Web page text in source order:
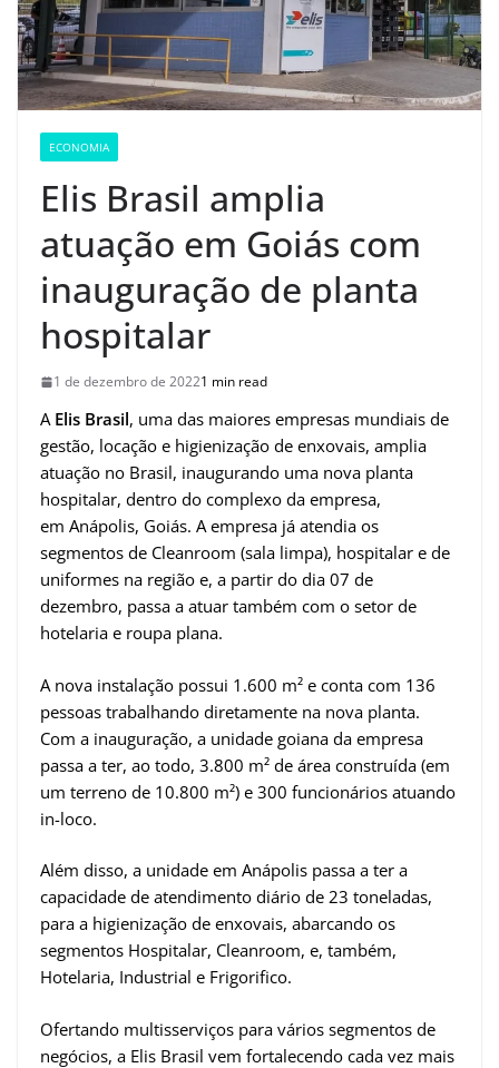
ECONOMIA
Elis Brasil amplia
atuação em Goiás com
inauguração de planta
hospitalar
1 de dezembro de 20221 min read
A Elis Brasil, uma das maiores empresas mundiais de
gestão, locação e higienização de enxovais, amplia
atuação no Brasil, inaugurando uma nova planta
hospitalar, dentro do complexo da empresa,
em Anápolis, Goiás. A empresa já atendia os
segmentos de Cleanroom (sala limpa), hospitalar e de
uniformes na região e, a partir do dia 07 de
dezembro, passa a atuar também com o setor de
hotelaria e roupa plana.
A nova instalação possui 1.600 m² e conta com 136
pessoas trabalhando diretamente na nova planta.
Com a inauguração, a unidade goiana da empresa
passa a ter, ao todo, 3.800 m² de área construída (em
um terreno de 10.800 m²) e 300 funcionários atuando
in-loco.
Além disso, a unidade em Anápolis passa a ter a
capacidade de atendimento diário de 23 toneladas,
para a higienização de enxovais, abarcando os
segmentos Hospitalar, Cleanroom, e, também,
Hotelaria, Industrial e Frigorifico.
Ofertando multisserviços para vários segmentos de
negócios, a Elis Brasil vem fortalecendo cada vez mais